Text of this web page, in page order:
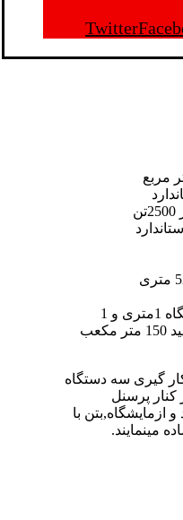
Twitter
3 دستگاه بچینگ لیپهر(2دستگاه 1متری و 1
دستگاه 1/2 متری با توان تولید 150 متر مکعب
گیری سه دستگاه
ظرفیت 2500 تن در کنار پرسنل
ازمایشگاه,بتن با
مینمایند.